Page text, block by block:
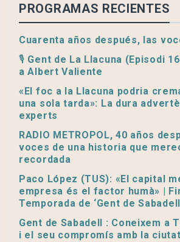
PROGRAMAS RECIENTES
Cuarenta años después, las
🎙️ Gent de La Llacuna (Episodi
a Albert Valiente
«El foc a la Llacuna podria
una sola tarda»: La dura
experts
RADIO METROPOL, 40 años
voces de una historia que
recordada
Paco López (TUS): «El capital
empresa és el factor humà» |
Temporada de ‘Gent de
Gent de Sabadell : Coneixem a
i el seu compromís amb la ciutat